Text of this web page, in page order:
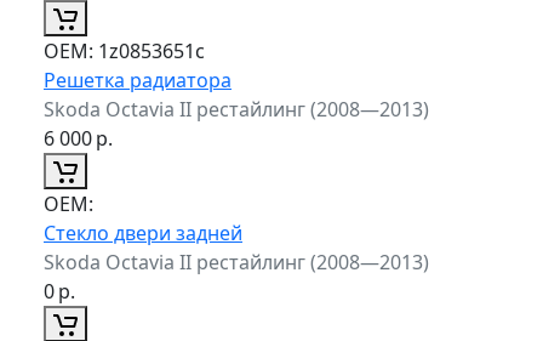
ОЕМ: 1z0853651c
Решетка радиатора
Skoda Octavia II рестайлинг (2008—2013)
6 000р.
ОЕМ:
Стекло двери задней
Skoda Octavia II рестайлинг (2008—2013)
0р.